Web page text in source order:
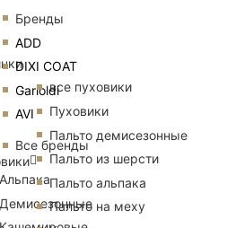
Бренды
ADD
DIXI COAT
Garioldi
AVI
Все бренды
Альпака
Демисезонные
все пуховики
Пуховики
Пальто демисезонные
Пальто из шерсти
Пальто альпака
Пальто на меху